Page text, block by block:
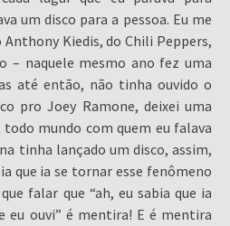
um disco para a pessoa. Eu me
Kiedis, do Chili Peppers,
– naquele mesmo ano fez uma
até então, não tinha ouvido o
pro Joey Ramone, deixei uma
mundo com quem eu falava
tinha lançado um disco, assim,
que ia se tornar esse fenômeno
falar que “ah, eu sabia que ia
eu ouvi” é mentira! E é mentira